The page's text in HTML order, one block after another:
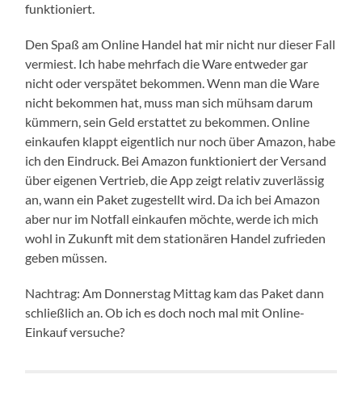
funktioniert.
Den Spaß am Online Handel hat mir nicht nur dieser Fall
vermiest. Ich habe mehrfach die Ware entweder gar
nicht oder verspätet bekommen. Wenn man die Ware
nicht bekommen hat, muss man sich mühsam darum
kümmern, sein Geld erstattet zu bekommen. Online
einkaufen klappt eigentlich nur noch über Amazon, habe
ich den Eindruck. Bei Amazon funktioniert der Versand
über eigenen Vertrieb, die App zeigt relativ zuverlässig
an, wann ein Paket zugestellt wird. Da ich bei Amazon
aber nur im Notfall einkaufen möchte, werde ich mich
wohl in Zukunft mit dem stationären Handel zufrieden
geben müssen.
Nachtrag: Am Donnerstag Mittag kam das Paket dann
schließlich an. Ob ich es doch noch mal mit Online-
Einkauf versuche?